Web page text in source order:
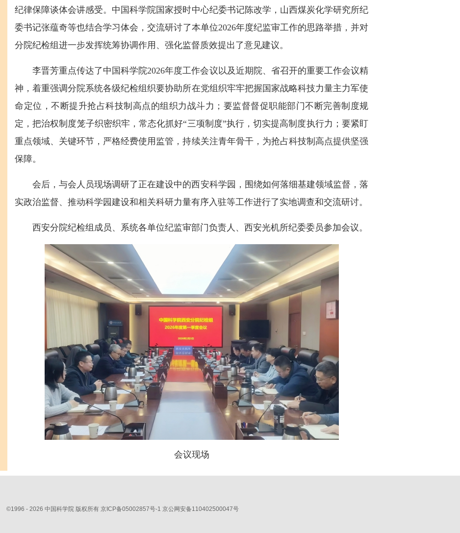
纪律保障谈体会讲感受。中国科学院国家授时中心纪委书记陈改学，山西煤炭化学研究所纪
委书记张蕴奇等也结合学习体会，交流研讨了本单位2026年度纪监审工作的思路举措，并对
分院纪检组进一步发挥统筹协调作用、强化监督质效提出了意见建议。
李晋芳重点传达了中国科学院2026年度工作会议以及近期院、省召开的重要工作会议精
神，着重强调分院系统各级纪检组织要协助所在党组织牢牢把握国家战略科技力量主力军使
命定位，不断提升抢占科技制高点的组织力战斗力；要监督督促职能部门不断完善制度规
定，把治权制度笼子织密织牢，常态化抓好“三项制度”执行，切实提高制度执行力；要紧盯
重点领域、关键环节，严格经费使用监管，持续关注青年骨干，为抢占科技制高点提供坚强
保障。
会后，与会人员现场调研了正在建设中的西安科学园，围绕如何落细基建领域监督，落
实政治监督、推动科学园建设和相关科研力量有序入驻等工作进行了实地调查和交流研讨。
西安分院纪检组成员、系统各单位纪监审部门负责人、西安光机所纪委委员参加会议。
会议现场
©1996 - 2026 中国科学院 版权所有 京ICP备05002857号-1 京公网安备110402500047号